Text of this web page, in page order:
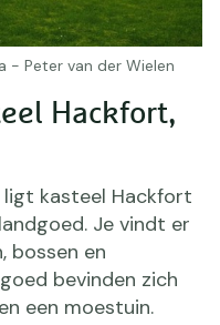
Hackfort,
kasteel Hackfort
Je vindt er
bossen en
bevinden zich
een moestuin.
- Peter van der Wielen